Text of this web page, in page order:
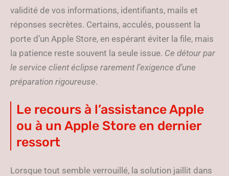
validité de vos informations, identifiants, mails et
réponses secrètes. Certains, acculés, poussent la
porte d’un Apple Store, en espérant éviter la file, mais
la patience reste souvent la seule issue. Ce détour par
le service client éclipse rarement l’exigence d’une
préparation rigoureuse.
Le recours à l’assistance Apple
ou à un Apple Store en dernier
ressort
Lorsque tout semble verrouillé, la solution jaillit dans